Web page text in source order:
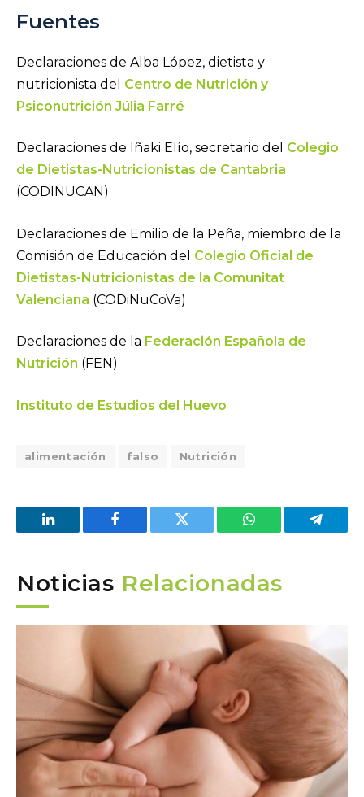
Fuentes
Declaraciones de Alba López, dietista y
nutricionista del Centro de Nutrición y
Psiconutrición Júlia Farré
Declaraciones de Iñaki Elío, secretario del Colegio
de Dietistas-Nutricionistas de Cantabria
(CODINUCAN)
Declaraciones de Emilio de la Peña, miembro de la
Comisión de Educación del Colegio Oficial de
Dietistas-Nutricionistas de la Comunitat
Valenciana (CODiNuCoVa)
Declaraciones de la Federación Española de
Nutrición (FEN)
Instituto de Estudios del Huevo
alimentación falso Nutrición
LinkedIn Facebook Twitter WhatsApp
Noticias Relacionadas